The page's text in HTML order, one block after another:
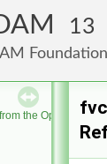
13
Foundation
the OpenFOAM